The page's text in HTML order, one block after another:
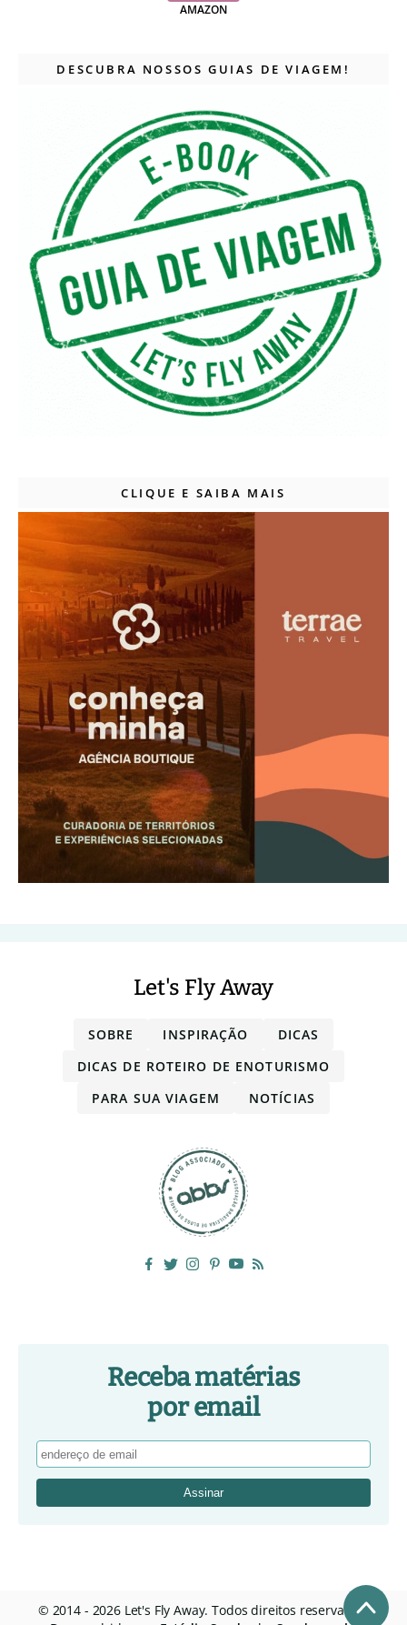
AMAZON
DESCUBRA NOSSOS GUIAS DE VIAGEM!
CLIQUE E SAIBA MAIS
Let's Fly Away
SOBRE INSPIRAÇÃO
DICAS
DICAS DE ROTEIRO DE ENOTURISMO
PARA SUA VIAGEM
NOTÍCIAS
Receba matérias
por email
© 2014 - 2026 Let's Fly Away. Todos direitos reservados.